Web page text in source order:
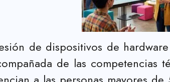
de dispositivos de
de las competencias